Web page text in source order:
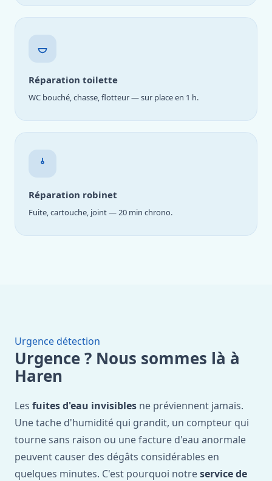
Réparation toilette
WC bouché, chasse, flotteur — sur place en 1 h.
Réparation robinet
Fuite, cartouche, joint — 20 min chrono.
Urgence détection
Urgence ? Nous sommes là à
Haren
Les fuites d'eau invisibles ne préviennent jamais.
Une tache d'humidité qui grandit, un compteur qui
tourne sans raison ou une facture d'eau anormale
peuvent causer des dégâts considérables en
quelques minutes. C'est pourquoi notreservice de